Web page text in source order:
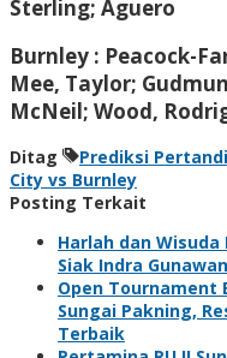
Sterling; Aguero
Burnley : Peacock-
Mee, Taylor;
McNeil; Wood,
Ditag
Prediksi
City vs Burnley
Posting Terkait
Harlah dan Wisuda
Siak Indra
Open Tournament
Sungai Pakning,
Terbaik